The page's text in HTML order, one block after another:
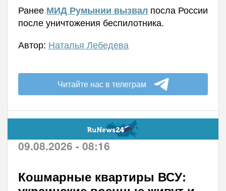
Ранее МИД Румынии вызвалпосла России
после уничтожения беспилотника.
Автор: Наталья Лебедева
Читайте нас в телеграм
09.08.2026 - 08:16
Кошмарные квартиры ВСУ: